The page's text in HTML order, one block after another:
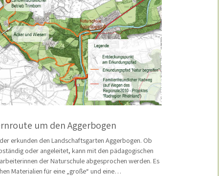
um den Aggerbogen
erkunden den Landschaftsgarten Aggerbogen. Ob
oder angeleitet, kann mit den pädagogischen
der Naturschule abgesprochen werden. Es
Materialien für eine „große“ und eine…